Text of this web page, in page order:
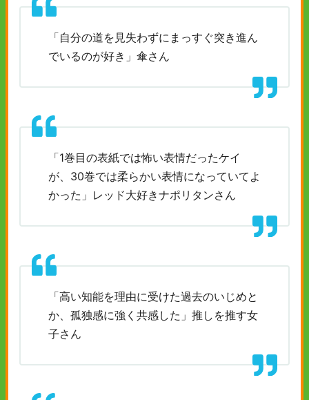
「自分の道を見失わずにまっすぐ突き進ん
でいるのが好き」傘さん
「1巻目の表紙では怖い表情だったケイ
が、30巻では柔らかい表情になっていてよ
かった」レッド大好きナポリタンさん
「高い知能を理由に受けた過去のいじめと
か、孤独感に強く共感した」推しを推す女
子さん